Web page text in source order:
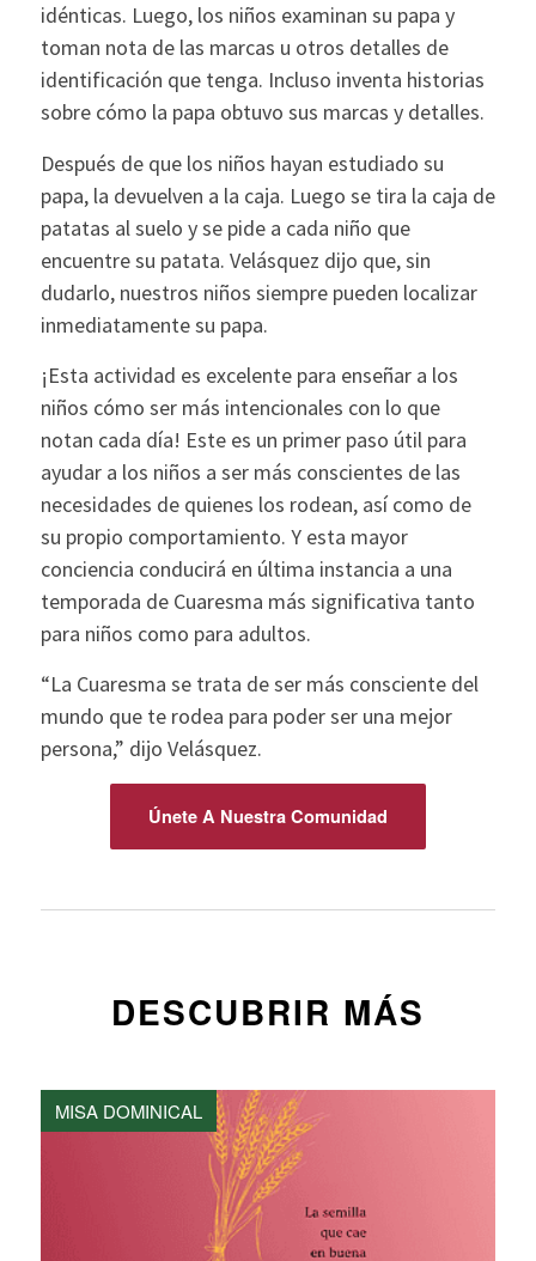
idénticas. Luego, los niños examinan su papa y
toman nota de las marcas u otros detalles de
identificación que tenga. Incluso inventa historias
sobre cómo la papa obtuvo sus marcas y detalles.
Después de que los niños hayan estudiado su
papa, la devuelven a la caja. Luego se tira la caja de
patatas al suelo y se pide a cada niño que
encuentre su patata. Velásquez dijo que, sin
dudarlo, nuestros niños siempre pueden localizar
inmediatamente su papa.
¡Esta actividad es excelente para enseñar a los
niños cómo ser más intencionales con lo que
notan cada día! Este es un primer paso útil para
ayudar a los niños a ser más conscientes de las
necesidades de quienes los rodean, así como de
su propio comportamiento. Y esta mayor
conciencia conducirá en última instancia a una
temporada de Cuaresma más significativa tanto
para niños como para adultos.
“La Cuaresma se trata de ser más consciente del
mundo que te rodea para poder ser una mejor
persona,” dijo Velásquez.
Únete A Nuestra Comunidad
DESCUBRIR MÁS
MISA DOMINICAL